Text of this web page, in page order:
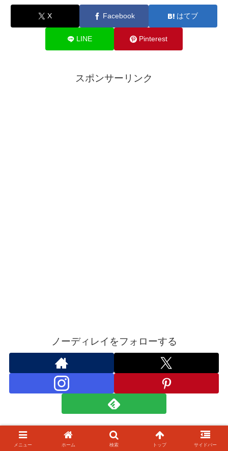
X Facebook はてブ
LINE Pinterest
スポンサーリンク
ノーディレイをフォローする
著者プロフィール
メニュー ホーム 検索 トップ サイドバー